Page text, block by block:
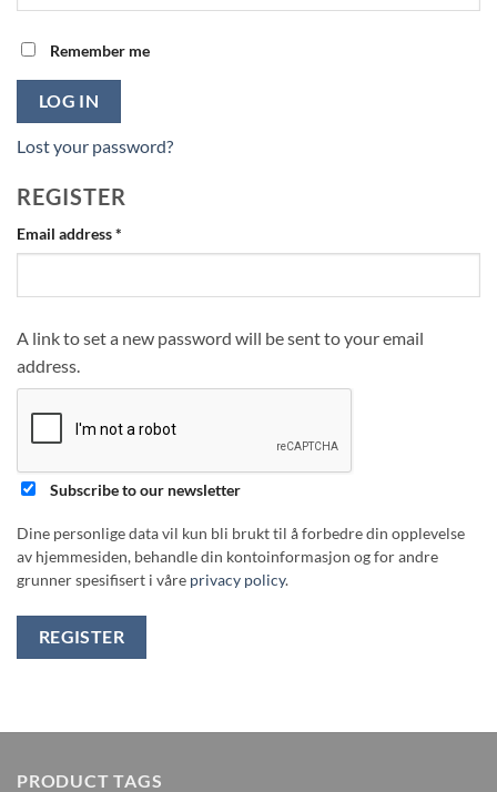
Remember me
LOG IN
Lost your password?
REGISTER
Email address*
A link to set a new password will be sent to your email
address.
Subscribe to our newsletter
Dine personlige data vil kun bli brukt til å forbedre din opplevelse
av hjemmesiden, behandle din kontoinformasjon og for andre
grunner spesifisert i våre privacy policy.
REGISTER
PRODUCT TAGS